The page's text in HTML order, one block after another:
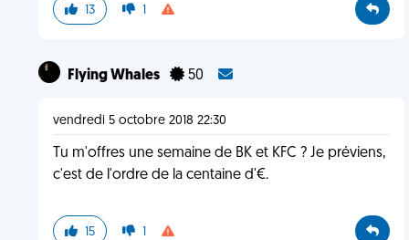
13 1
Flying Whales 50
vendredi 5 octobre 2018 22:30
Tu m'offres une semaine de BK et KFC ? Je préviens,
c'est de l'ordre de la centaine d'€.
15 1